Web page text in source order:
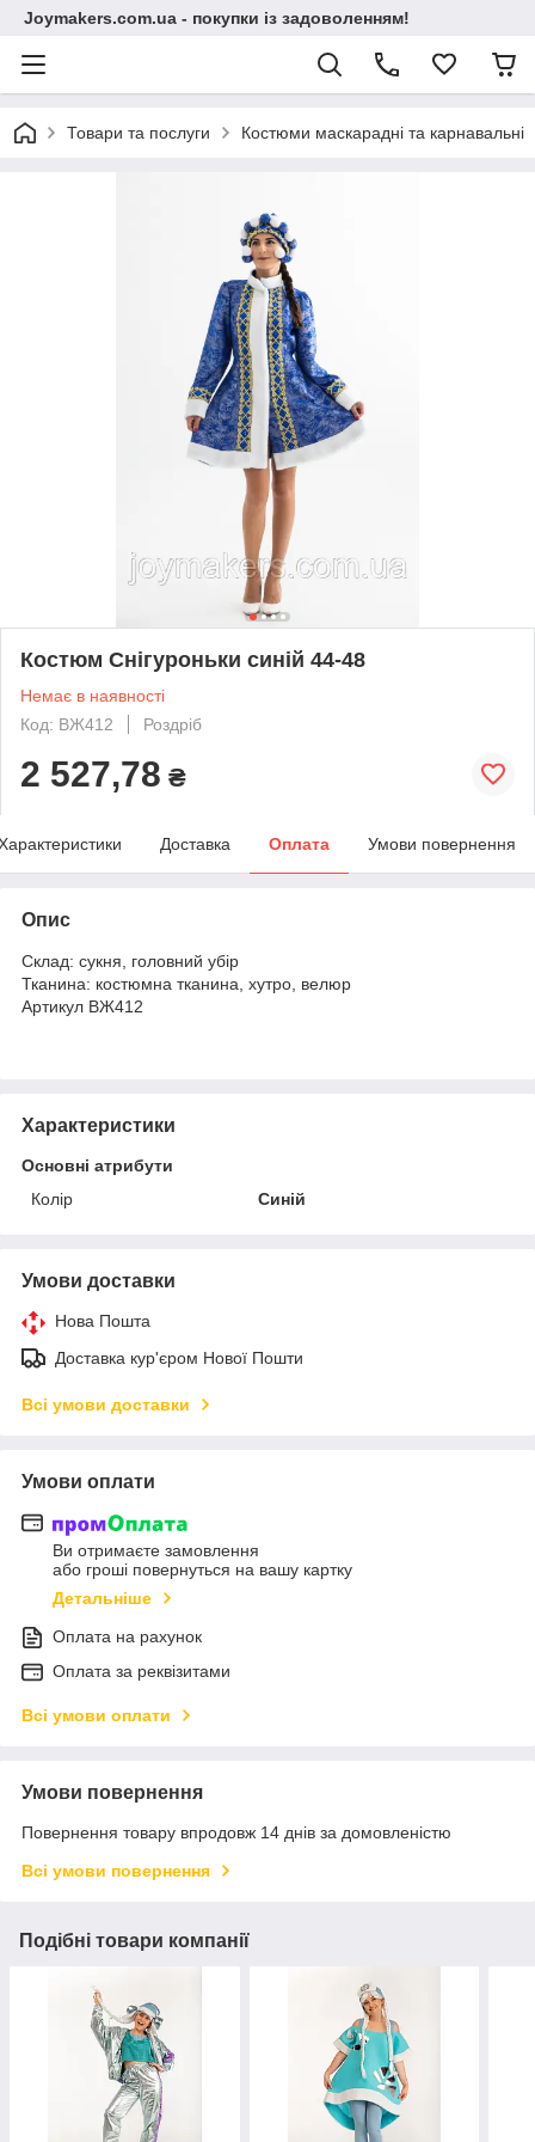
Joymakers.com.ua - покупки із задоволенням!
Товари та послуги Костюми маскарадні та карнавальні
Костюм Снігуроньки синій 44-48
Немає в наявності
Код: ВЖ412
Роздріб
2 527,78 ₴
Доставка Оплата Умови повернення
Опис
Склад: сукня, головний убір
Тканина: костюмна тканина, хутро, велюр
Артикул ВЖ412
Характеристики
Основні атрибути
Колір
Синій
Умови доставки
Нова Пошта
Доставка кур'єром Нової Пошти
Всі умови доставки
Умови оплати
Ви отримаєте замовлення
або гроші повернуться на вашу картку
Детальніше
Оплата на рахунок
Оплата за реквізитами
Всі умови оплати
Умови повернення
Повернення товару впродовж 14 днів за домовленістю
Всі умови повернення
Подібні товари компанії